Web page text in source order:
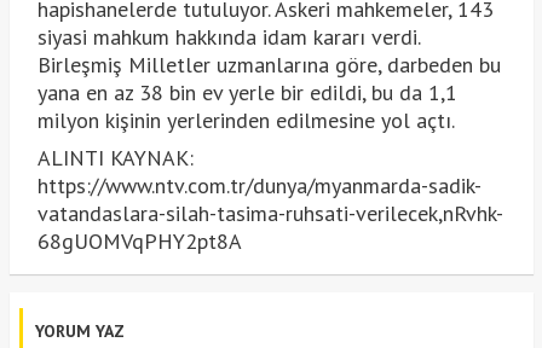
hapishanelerde tutuluyor. Askeri mahkemeler, 143
siyasi mahkum hakkında idam kararı verdi.
Birleşmiş Milletler uzmanlarına göre, darbeden bu
yana en az 38 bin ev yerle bir edildi, bu da 1,1
milyon kişinin yerlerinden edilmesine yol açtı.
ALINTI KAYNAK:
https://www.ntv.com.tr/dunya/myanmarda-sadik-
vatandaslara-silah-tasima-ruhsati-verilecek,nRvhk-
68gUOMVqPHY2pt8A
YORUM YAZ